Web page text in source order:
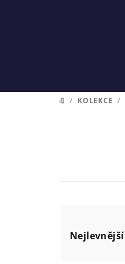
DOMŮ
/ KOLEKCE /
aNejlevnější